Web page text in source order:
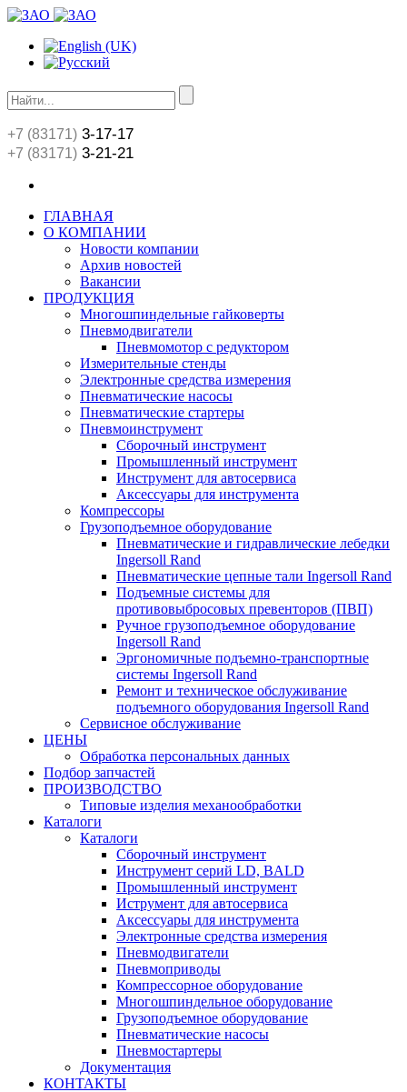
+7 (83171) 3-17-17
+7 (83171) 3-21-21
ГЛАВНАЯ
О КОМПАНИИ
Новости компании
Архив новостей
Вакансии
ПРОДУКЦИЯ
Многошпиндельные гайковерты
Пневмодвигатели
Пневмомотор с редуктором
Измерительные стенды
Электронные средства измерения
Пневматические насосы
Пневматические стартеры
Пневмоинструмент
Сборочный инструмент
Промышленный инструмент
Инструмент для автосервиса
Аксессуары для инструмента
Компрессоры
Грузоподъемное оборудование
Пневматические и гидравлические лебедки
Ingersoll Rand
Пневматические цепные тали Ingersoll Rand
Подъемные системы для
противовыбросовых превенторов (ПВП)
Ручное грузоподъемное оборудование
Ingersoll Rand
Эргономичные подъемно-транспортные
системы Ingersoll Rand
Ремонт и техническое обслуживание
подъемного оборудования Ingersoll Rand
Сервисное обслуживание
ЦЕНЫ
Обработка персональных данных
Подбор запчастей
ПРОИЗВОДСТВО
Типовые изделия механообработки
Каталоги
Каталоги
Сборочный инструмент
Инструмент серий LD, BALD
Промышленный инструмент
Иструмент для автосервиса
Аксессуары для инструмента
Электронные средства измерения
Пневмодвигатели
Пневмоприводы
Компрессорное оборудование
Многошпиндельное оборудование
Грузоподъемное оборудование
Пневматические насосы
Пневмостартеры
Документация
КОНТАКТЫ